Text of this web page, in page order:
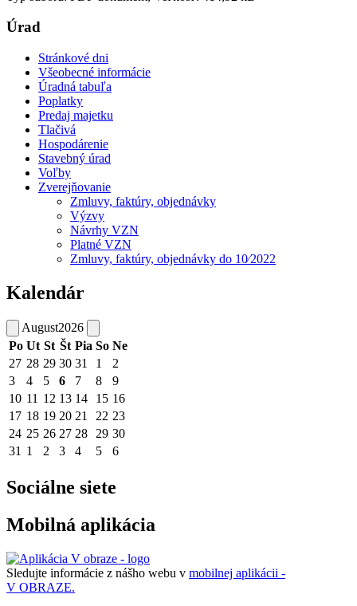
Úrad
Stránkové dni
Všeobecné informácie
Úradná tabuľa
Poplatky
Predaj majetku
Tlačivá
Hospodárenie
Stavebný úrad
Voľby
Zverejňovanie
Zmluvy, faktúry, objednávky
Výzvy
Návrhy VZN
Platné VZN
Zmluvy, faktúry, objednávky do 10⁄2022
Kalendár
August2026
Po Ut St Št Pia So Ne
27 28 29 30 31 1
2
3
4 5 6 7 8
9
10 11 12 13 14 15 16
17 18 19 20 21 22 23
24 25 26 27 28 29 30
31 1 2 3 4 5 6
Sociálne siete
Mobilná aplikácia
Sledujte informácie z nášho webu v mobilnej aplikácii -
V OBRAZE.